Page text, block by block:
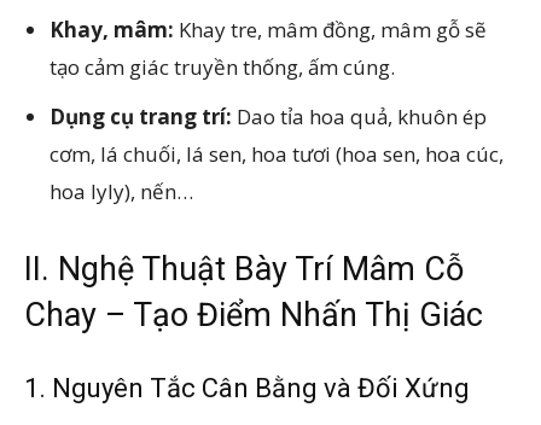
Khay, mâm: Khay tre, mâm đồng, mâm gỗ sẽ
tạo cảm giác truyền thống, ấm cúng.
Dụng cụ trang trí: Dao tỉa hoa quả, khuôn ép
cơm, lá chuối, lá sen, hoa tươi (hoa sen, hoa cúc,
hoa lyly), nến…
II. Nghệ Thuật Bày Trí Mâm Cỗ
Chay – Tạo Điểm Nhấn Thị Giác
1. Nguyên Tắc Cân Bằng và Đối Xứng